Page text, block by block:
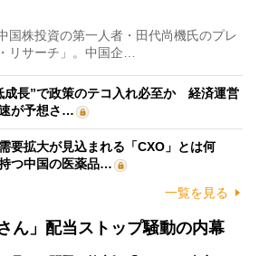
株投資の第一人者・田代尚機氏のプレ
リサーチ」。中国企…
成長”で政策のテコ入れ必至か 経済運営
が予想さ…
要拡大が見込まれる「CXO」とは何
つ中国の医薬品…
一覧を見る
ん」配当ストップ騒動の内幕